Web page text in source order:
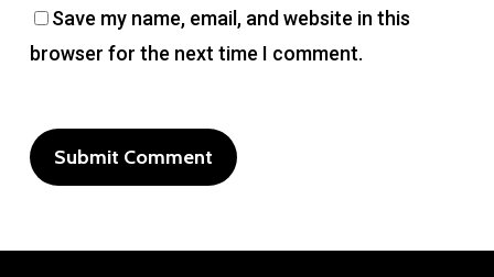
Save my name, email, and website in this
browser for the next time I comment.